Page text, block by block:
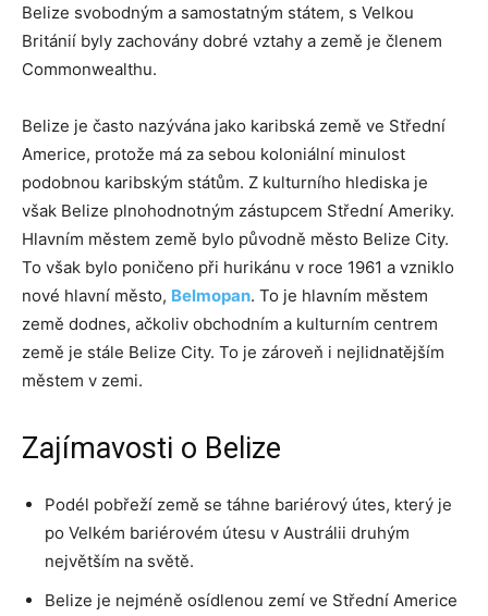
Belize svobodným a samostatným státem, s Velkou
Británií byly zachovány dobré vztahy a země je členem
Commonwealthu.
Belize je často nazývána jako karibská země ve Střední
Americe, protože má za sebou koloniální minulost
podobnou karibským státům. Z kulturního hlediska je
však Belize plnohodnotným zástupcem Střední Ameriky.
Hlavním městem země bylo původně město Belize City.
To však bylo poničeno při hurikánu v roce 1961 a vzniklo
nové hlavní město, Belmopan. To je hlavním městem
země dodnes, ačkoliv obchodním a kulturním centrem
země je stále Belize City. To je zároveň i nejlidnatějším
městem v zemi.
Zajímavosti o Belize
Podél pobřeží země se táhne bariérový útes, který je
po Velkém bariérovém útesu v Austrálii druhým
největším na světě.
Belize je nejméně osídlenou zemí ve Střední Americe